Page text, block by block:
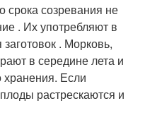
созревания не
. Их употребляют в
. Морковь,
в середине лета и
хранения. Если
растрескаются и